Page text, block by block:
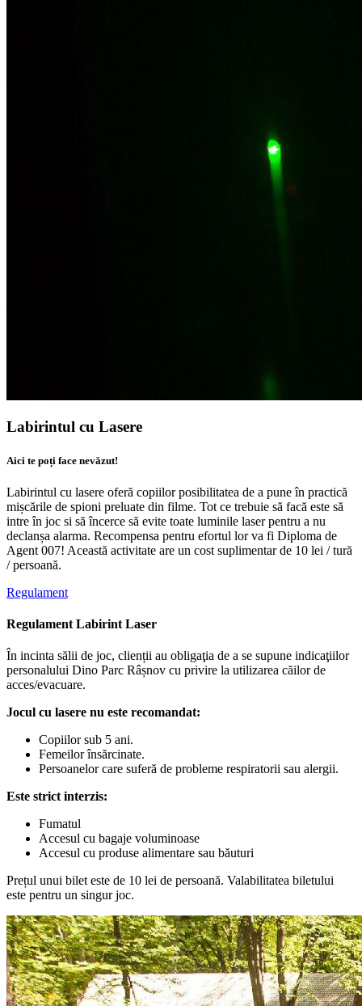
Labirintul cu Lasere
Aici te poți face nevăzut!
Labirintul cu lasere oferă copiilor posibilitatea de a pune în practică
mișcările de spioni preluate din filme. Tot ce trebuie să facă este să
intre în joc si să încerce să evite toate luminile laser pentru a nu
declanșa alarma. Recompensa pentru efortul lor va fi Diploma de
Agent 007! Această activitate are un cost suplimentar de 10 lei / tură
/ persoană.
Regulament
Regulament Labirint Laser
În incinta sălii de joc, clienții au obligaţia de a se supune indicaţiilor
personalului Dino Parc Râșnov cu privire la utilizarea căilor de
acces/evacuare.
Jocul cu lasere nu este recomandat:
Copiilor sub 5 ani.
Femeilor însărcinate.
Persoanelor care suferă de probleme respiratorii sau alergii.
Este strict interzis:
Fumatul
Accesul cu bagaje voluminoase
Accesul cu produse alimentare sau băuturi
Prețul unui bilet este de 10 lei de persoană. Valabilitatea biletului
este pentru un singur joc.